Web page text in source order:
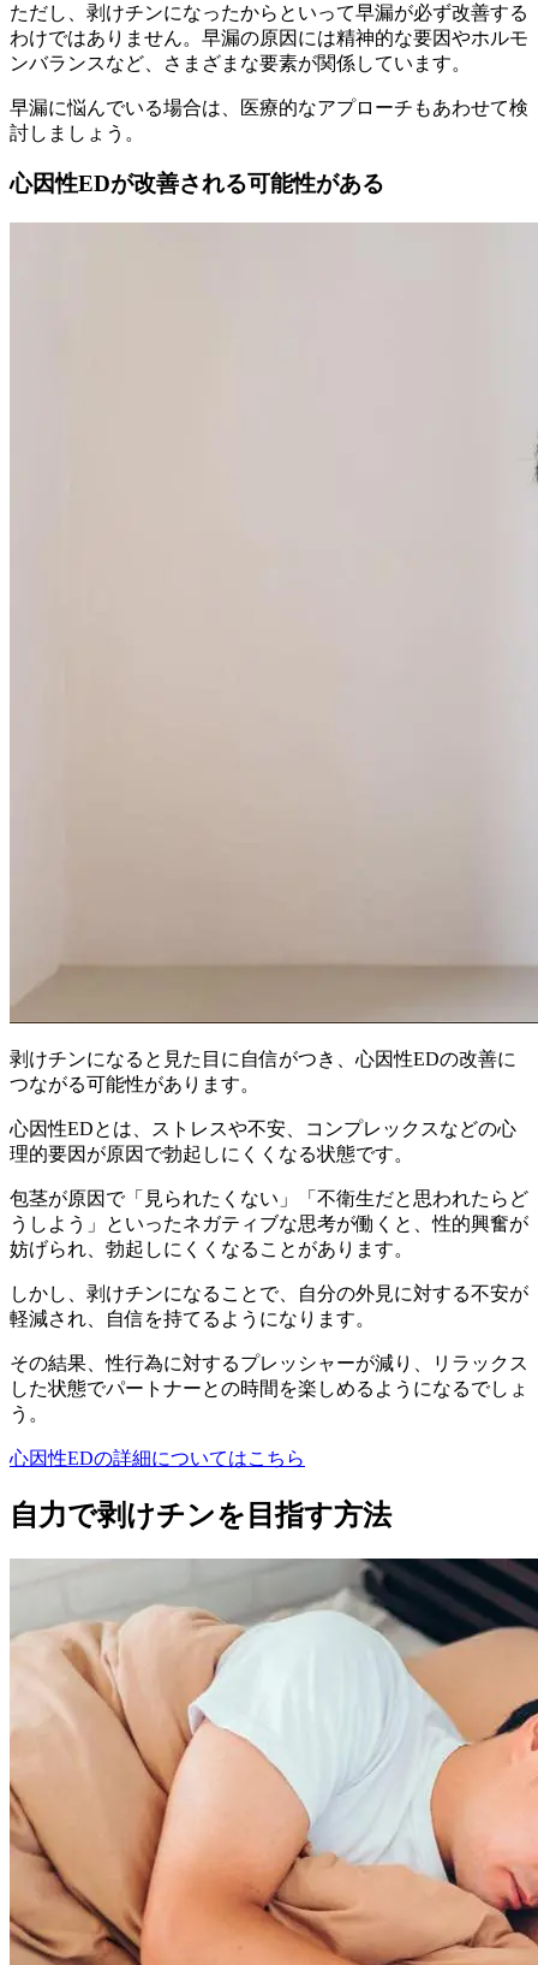
ただし、剥けチンになったからといって早漏が必ず改善する
わけではありません。早漏の原因には精神的な要因やホルモ
ンバランスなど、さまざまな要素が関係しています。
早漏に悩んでいる場合は、医療的なアプローチもあわせて検
討しましょう。
心因性EDが改善される可能性がある
剥けチンになると見た目に自信がつき、心因性EDの改善に
つながる可能性があります。
心因性EDとは、ストレスや不安、コンプレックスなどの心
理的要因が原因で勃起しにくくなる状態です。
包茎が原因で「見られたくない」「不衛生だと思われたらど
うしよう」といったネガティブな思考が働くと、性的興奮が
妨げられ、勃起しにくくなる ことがあります。
しかし、剥けチンになることで、自分の外見に対する不安が
軽減され、自信を持てるようになります。
その結果、性行為に対するプレッシャーが減り、リラックス
した状態でパートナーとの時間を楽しめるようになるでしょ
う。
心因性EDの詳細についてはこちら
自力で剥けチンを目指す方法